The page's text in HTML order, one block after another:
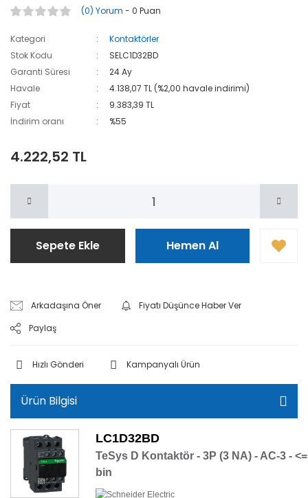
(0) Yorum - 0 Puan
Kategori
Kontaktörler
Stok Kodu
SELC1D32BD
Garanti Süresi
24 Ay
Havale
4.138,07 TL (%2,00 havale indirimi)
Fiyat
9.383,39 TL
İndirim oranı
%55
4.222,52 TL
Sepete Ekle Hemen Al
Arkadaşına Öner
Fiyatı Düşünce Haber Ver
Paylaş
Hızlı Gönderi Kampanyalı Ürün
Ürün Bilgisi
LC1D32BD
TeSys D Kontaktör - 3P (3 NA) - AC-3 -
bin